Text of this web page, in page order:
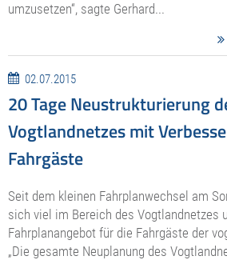
umzusetzen“, sagte Gerhard...
02.07.2015
20 Tage Neustrukturierung
Vogtlandnetzes mit
Fahrgäste
Seit dem kleinen Fahrplanwechsel am
sich viel im Bereich des Vogtlandnetzes
Fahrplanangebot für die Fahrgäste der
„Die gesamte Neuplanung des